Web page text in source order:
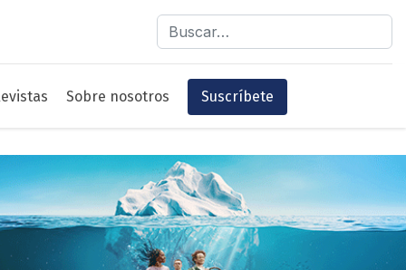
Buscar
Sobre nosotros Suscríbete